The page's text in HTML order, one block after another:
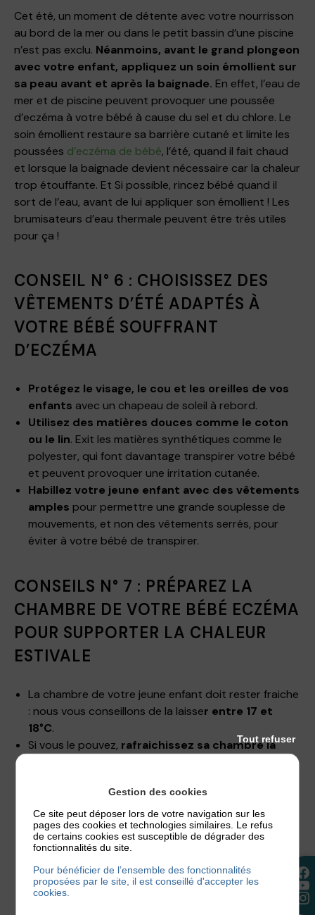
Cet été, un moment de détente avec votre nourrisson
au bord de la mer ou dans le petit bassin d’une piscine
n’est pas exclu. Néanmoins, avant le grand plongeon
avec votre enfant, appliquez un soin émollient sur
sa peau avant et après la baignade. En effet, l’eau de
mer et de piscine peuvent provoquer une poussée
d’eczéma à votre bébé à cause du sel et du chlore. Le
soin émollient restaure sa barrière cutané et limite les
poussées d’eczéma de bébé, l’été, quand il fait chaud
et lorsque la baignade devient nécessaire car la chaleur
trop étouffante. Et Si possible, rincez bébé quand il
sort de l’eau, avant de lui appliquer son émollient ! Les
brumisateurs d’eau thermale peuvent être très utiles
pour ça !
CONSEIL N° 6 : CHOISISSEZ DES
VÊTEMENTS D’ÉTÉ ADAPTÉS À
VOTRE BÉBÉ SOUFFRANT
D’ECZÉMA
Protégez le visage, le cou et les oreilles de vos
enfants avec un chapeau de soleil à rebord.
Utilisez des matières douces comme le coton
ou le lin. Exit les matières synthétiques comme le
polyester, qui font davantage transpirer votre bébé
et peuvent provoquer une irritation cutanée.
Habillez votre jeune enfant avec des vêtements
amples pour permettre une grande souplesse de
mouvements, et non des vêtements serrés, pour
éviter à votre bébé de transpirer.
CONSEILS N° 7 : PRÉPAREZ LA
CHAMBRE DE VOTRE BÉBÉ ECZÉMA
POUR SUPPORTER LA CHALEUR
ESTIVALE
La chambre de votre jeune enfant doit rester fraiche
: nous vous conseillons de la laisser entre 17 et
18°C.
Si vous le pouvez, rafraichissez sa chambre la
Investissez dans un humidificateur d’air et
installez-le dans la chambre de votre jeune enfant
souffrant d’eczéma. Ce système l’aidera à maintenir
l’hydratation sa peau, notamment la nuit pendant les
périodes les plus chaudes de l’année. Le taux
d’humidité de sa chambre est optimal à 50% et ne
Gestion des cookies
Ce site peut déposer lors de votre navigation sur les
pages des cookies et technologies similaires. Le refus
de certains cookies est susceptible de dégrader des
fonctionnalités du site.
Pour bénéficier de l’ensemble des fonctionnalités
proposées par le site, il est conseillé d'accepter les
cookies.
Tout refuser